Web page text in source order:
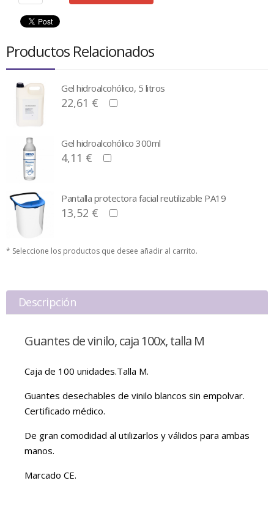
Productos Relacionados
Gel hidroalcohólico, 5 litros
22,61 €
Gel hidroalcohólico 300ml
4,11 €
Pantalla protectora facial reutilizable PA19
13,52 €
* Seleccione los productos que desee añadir al carrito.
Descripción
Guantes de vinilo, caja 100x, talla M
Caja de 100 unidades.Talla M.
Guantes desechables de vinilo blancos sin empolvar.
Certificado médico.
De gran comodidad al utilizarlos y válidos para ambas
manos.
Marcado CE.